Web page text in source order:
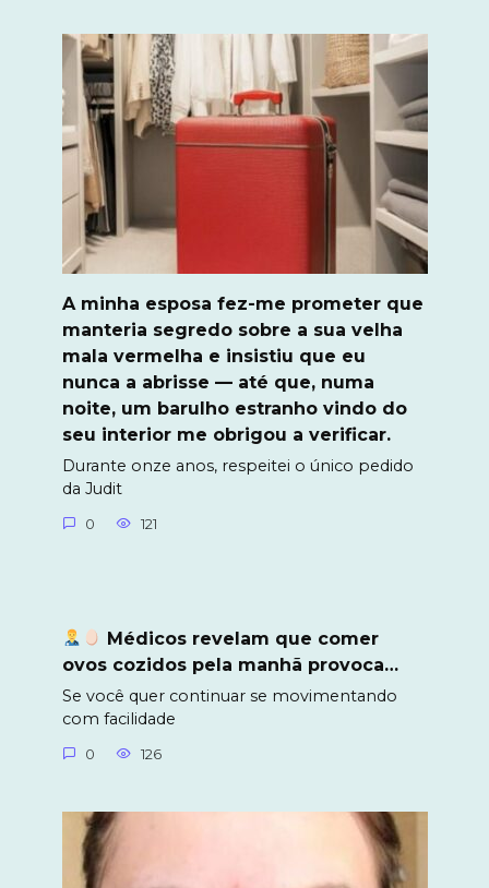
A minha esposa fez-me prometer que
manteria segredo sobre a sua velha
mala vermelha e insistiu que eu
nunca a abrisse — até que, numa
noite, um barulho estranho vindo do
seu interior me obrigou a verificar.
Durante onze anos, respeitei o único pedido
da Judit
0 121
Médicos revelam que comer
ovos cozidos pela manhã provoca…
Se você quer continuar se movimentando
com facilidade
0 126